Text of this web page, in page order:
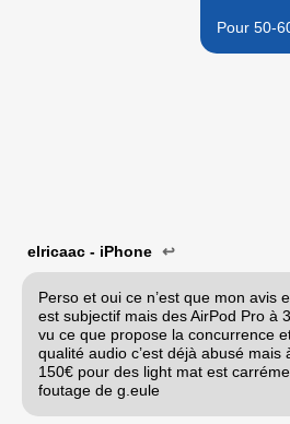
Pour 50-
elricaac - iPhone ↩
Perso et oui ce n’est que mon avis
est subjectif mais des AirPod Pro à
vu ce que propose la concurrence
qualité audio c’est déjà abusé mais
150€ pour des light mat est
foutage de g.eule